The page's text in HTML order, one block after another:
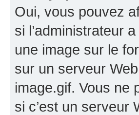
Oui, vous pouvez
si l’administrateur
une image sur le
sur un serveur
image.gif. Vous ne
si c’est un serveur